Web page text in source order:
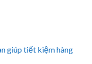
giúp tiết kiệm hàng